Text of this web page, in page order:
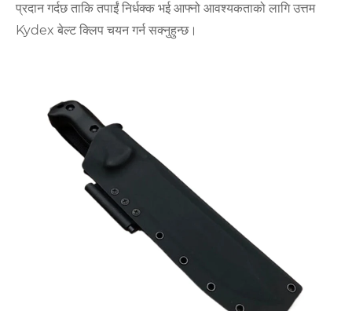
प्रदान गर्दछ ताकि तपाईं निर्धक्क भई आफ्नो आवश्यकताको लागि उत्तम
Kydex बेल्ट क्लिप चयन गर्न सक्नुहुन्छ।